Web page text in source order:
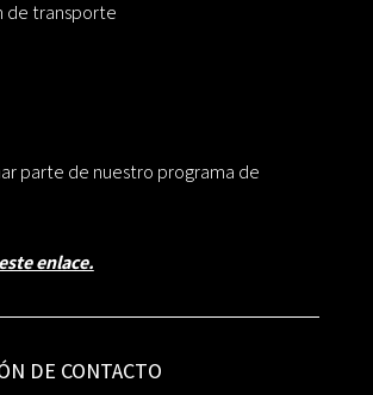
de transporte
parte de nuestro programa de
enlace.
DE CONTACTO